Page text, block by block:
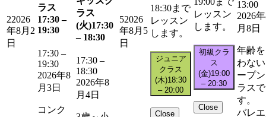
22026
年8月2
日
ラス
17:30 –
19:30
17:30 –
19:30
2026年8
月3日
コンク
ラス
(火)17:30
– 18:30
17:30 –
18:30
2026年8
月4日
52026
年8月5
日
18:30まで
レッスン
します。
ジュニア
クラス
(木)18:30
– 20:00
Close
レッスン
します。
初級クラ
ス
(金)19:00
– 20:30
Close
13:00
2026
月8日
年齢
わな
ープ
ラスで
す。
バレ